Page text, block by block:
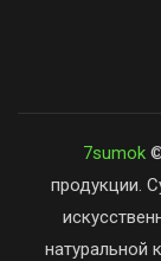
7sumok©
продукции.
натуральной